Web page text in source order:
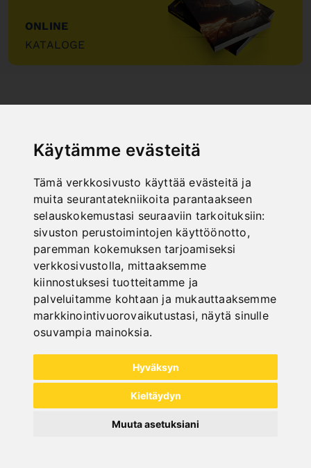
Käytämme evästeitä
Tämä verkkosivusto käyttää evästeitä ja
muita seurantatekniikoita parantaakseen
selauskokemustasi seuraaviin tarkoituksiin:
sivuston perustoimintojen käyttöönotto,
paremman kokemuksen tarjoamiseksi
verkkosivustolla, mittaaksemme
kiinnostuksesi tuotteitamme ja
palveluitamme kohtaan ja mukauttaaksemme
markkinointivuorovaikutustasi, näytä sinulle
osuvampia mainoksia.
Hyväksyn
Kieltäydyn
Muuta asetuksiani
ONLINE
KATALOGE
"
NEW PRODUCTS